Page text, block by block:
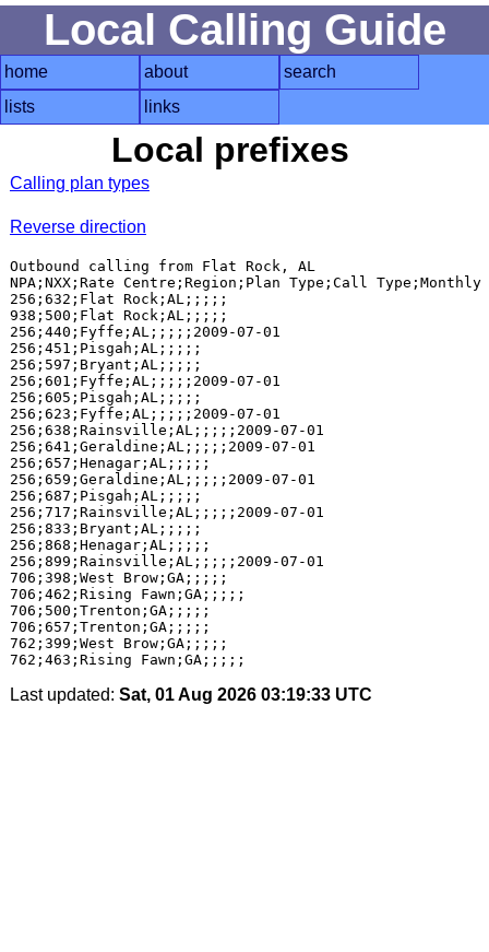
Local Calling Guide
home about
search
lists
links
Local prefixes
Calling plan types
Reverse direction
Outbound calling from Flat Rock, AL
NPA;NXX;Rate Centre;Region;Plan Type;Call
256;632;Flat Rock;AL;;;;;
938;500;Flat Rock;AL;;;;;
256;440;Fyffe;AL;;;;;2009-07-01
256;451;Pisgah;AL;;;;;
256;597;Bryant;AL;;;;;
256;601;Fyffe;AL;;;;;2009-07-01
256;605;Pisgah;AL;;;;;
256;623;Fyffe;AL;;;;;2009-07-01
256;638;Rainsville;AL;;;;;2009-07-01
256;641;Geraldine;AL;;;;;2009-07-01
256;657;Henagar;AL;;;;;
256;659;Geraldine;AL;;;;;2009-07-01
256;687;Pisgah;AL;;;;;
256;717;Rainsville;AL;;;;;2009-07-01
256;833;Bryant;AL;;;;;
256;868;Henagar;AL;;;;;
256;899;Rainsville;AL;;;;;2009-07-01
706;398;West Brow;GA;;;;;
706;462;Rising Fawn;GA;;;;;
706;500;Trenton;GA;;;;;
706;657;Trenton;GA;;;;;
762;399;West Brow;GA;;;;;
Last updated: Sat, 01 Aug 2026 03:19:33 UTC